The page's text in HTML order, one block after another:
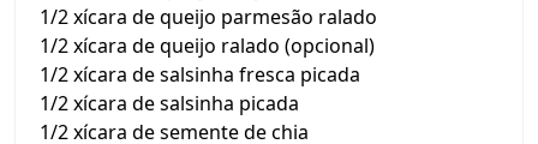
1/2 xícara de queijo parmesão ralado
1/2 xícara de queijo ralado (opcional)
1/2 xícara de salsinha fresca picada
1/2 xícara de salsinha picada
1/2 xícara de semente de chia